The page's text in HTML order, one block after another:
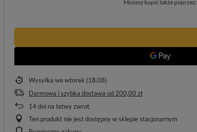
Możesz kupić także poprzez:
Wysyłka we wtorek (18.08)
Darmowa i szybka dostawa od 200,00 zł
14dni na łatwy zwrot
Ten produkt nie jest dostępny w sklepie stacjonarnym